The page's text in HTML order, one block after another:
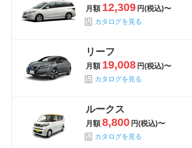
月額 12,309 円(税込)〜
カタログを見る
リーフ
月額 19,008 円(税込)〜
カタログを見る
ルークス
月額 8,800 円(税込)〜
カタログを見る